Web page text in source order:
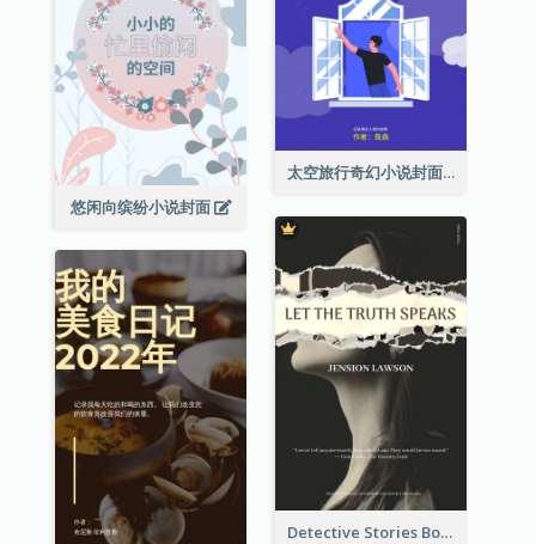
太空旅行奇幻小说封面
悠闲向缤纷小说封面
Detective Stories Book Cover